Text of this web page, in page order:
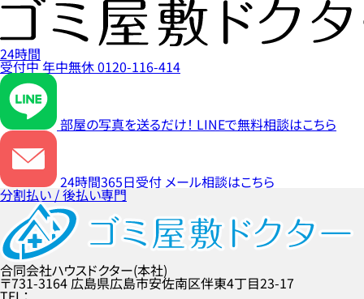
24時間
受付中年中無休0120-116-414
部屋の写真を送るだけ！ LINEで無料相談はこちら
24時間365日受付 メール相談はこちら
分割払い / 後払い専門
合同会社ハウスドクター(本社)
〒731-3164 広島県広島市安佐南区伴東4丁目23-17